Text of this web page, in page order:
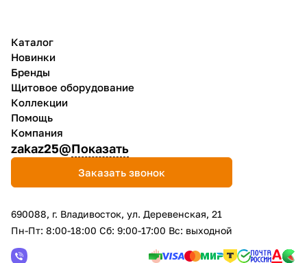
Каталог
Новинки
Бренды
Щитовое оборудование
Коллекции
Помощь
Компания
zakaz25@Показать
Заказать звонок
690088, г. Владивосток, yл. Деревенская, 21
Пн-Пт: 8:00-18:00 Сб: 9:00-17:00 Вс: выходной